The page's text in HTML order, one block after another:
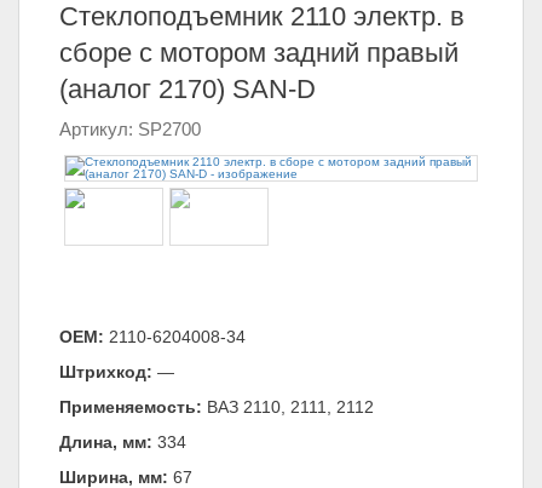
Стеклоподъемник 2110 электр. в
сборе с мотором задний правый
(аналог 2170) SAN-D
Артикул: SP2700
ОЕМ: 2110-6204008-34
Штрихкод: —
Применяемость: ВАЗ 2110, 2111, 2112
Длина, мм: 334
Ширина, мм: 67